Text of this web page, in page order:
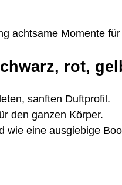
achtsame Momente
rot,
sanften Duftprofil.
den ganzen Körper.
wie eine ausgiebige